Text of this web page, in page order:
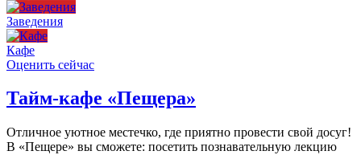
Заведения
Кафе
Оценить сейчас
Тайм-кафе «Пещера»
Отличное уютное местечко, где приятно провести свой досуг!
В «Пещере» вы сможете: посетить познавательную лекцию